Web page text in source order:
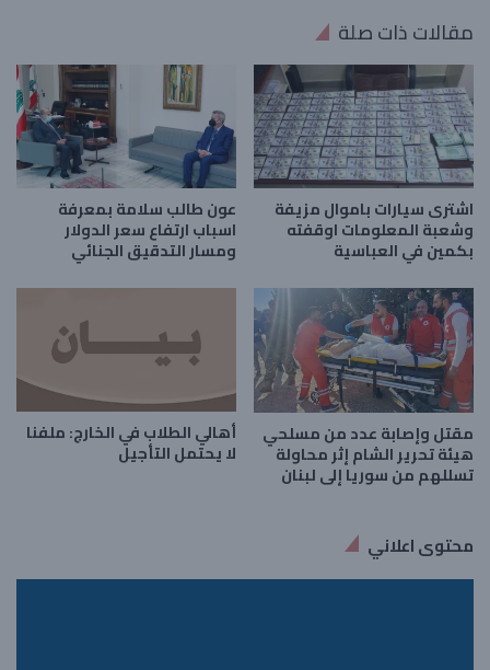
مقالات ذات صلة
اشترى سيارات باموال مزيفة
وشعبة المعلومات اوقفته
بكمين في العباسية
عون طالب سلامة بمعرفة
اسباب ارتفاع سعر الدولار
ومسار التدقيق الجنائي
مقتل وإصابة عدد من مسلحي
هيئة تحرير الشام إثر محاولة
تسللهم من سوريا إلى لبنان
أهالي الطلاب في الخارج: ملفنا
لا يحتمل التأجيل
محتوى اعلاني